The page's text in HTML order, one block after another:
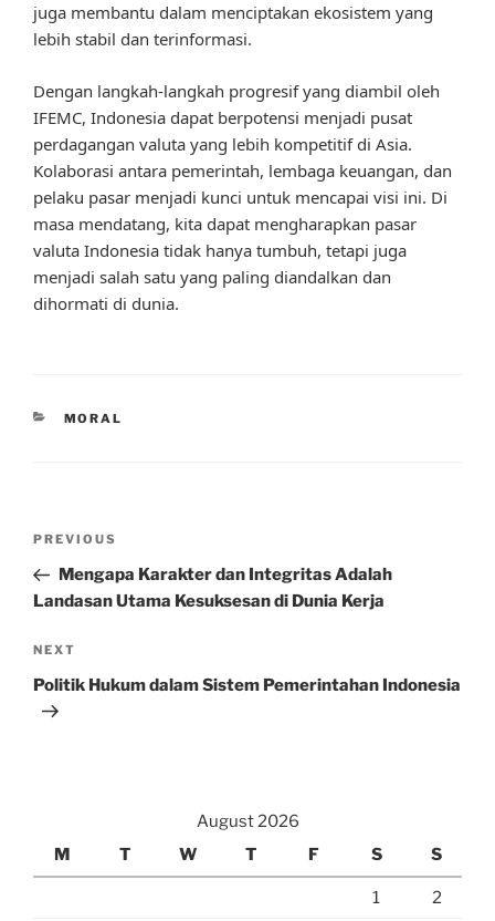
juga membantu dalam menciptakan ekosistem yang
lebih stabil dan terinformasi.
Dengan langkah-langkah progresif yang diambil oleh
IFEMC, Indonesia dapat berpotensi menjadi pusat
perdagangan valuta yang lebih kompetitif di Asia.
Kolaborasi antara pemerintah, lembaga keuangan, dan
pelaku pasar menjadi kunci untuk mencapai visi ini. Di
masa mendatang, kita dapat mengharapkan pasar
valuta Indonesia tidak hanya tumbuh, tetapi juga
menjadi salah satu yang paling diandalkan dan
dihormati di dunia.
CATEGORIES
MORAL
Previous
Post
PREVIOUS
Mengapa Karakter dan Integritas Adalah
Landasan Utama Kesuksesan di Dunia Kerja
Next
Post
NEXT
Politik Hukum dalam Sistem Pemerintahan Indonesia
August 2026
M
T W T F S S
1 2